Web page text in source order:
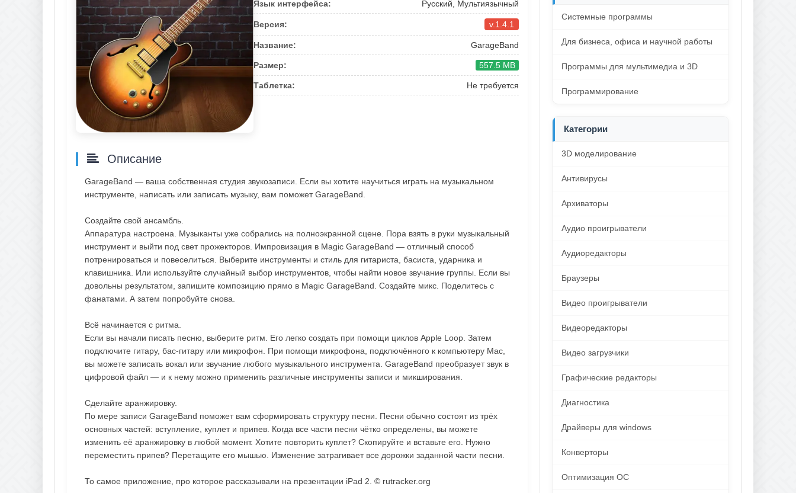
Язык интерфейса: Русский, Мультиязычный
Версия: v.1.4.1
Название: GarageBand
Размер: 557.5 MB
Таблетка: Не требуется
Описание
GarageBand — ваша собственная студия звукозаписи. Если вы хотите научиться играть на музыкальном
инструменте, написать или записать музыку, вам поможет GarageBand.
Создайте свой ансамбль.
Аппаратура настроена. Музыканты уже собрались на полноэкранной сцене. Пора взять в руки музыкальный
инструмент и выйти под свет прожекторов. Импровизация в Magic GarageBand — отличный способ
потренироваться и повеселиться. Выберите инструменты и стиль для гитариста, басиста, ударника и
клавишника. Или используйте случайный выбор инструментов, чтобы найти новое звучание группы. Если вы
довольны результатом, запишите композицию прямо в Magic GarageBand. Создайте микс. Поделитесь с
фанатами. А затем попробуйте снова.
Всё начинается с ритма.
Если вы начали писать песню, выберите ритм. Его легко создать при помощи циклов Apple Loop. Затем
подключите гитару, бас-гитару или микрофон. При помощи микрофона, подключённого к компьютеру Mac,
вы можете записать вокал или звучание любого музыкального инструмента. GarageBand преобразует звук в
цифровой файл — и к нему можно применить различные инструменты записи и микширования.
Сделайте аранжировку.
По мере записи GarageBand поможет вам сформировать структуру песни. Песни обычно состоят из трёх
основных частей: вступление, куплет и припев. Когда все части песни чётко определены, вы можете
изменить её аранжировку в любой момент. Хотите повторить куплет? Скопируйте и вставьте его. Нужно
переместить припев? Перетащите его мышью. Изменение затрагивает все дорожки заданной части песни.
То самое приложение, про которое рассказывали на презентации iPad 2. © rutracker.org
Системные программы
Для бизнеса, офиса и научной работы
Программы для мультимедиа и 3D
Программирование
Категории
3D моделирование
Антивирусы
Архиваторы
Аудио проигрыватели
Аудиоредакторы
Браузеры
Видео проигрыватели
Видеоредакторы
Видео загрузчики
Графические редакторы
Диагностика
Драйверы для windows
Конверторы
Оптимизация ОС